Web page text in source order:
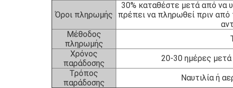
Όροι πληρωμής
30% καταθέστε μετά από να
πρέπει να πληρωθεί πριν από
Μέθοδος
πληρωμής
Χρόνος
παράδοσης
20-30 ημέρες
Τρόπος
παράδοσης
Ναυτιλία ή